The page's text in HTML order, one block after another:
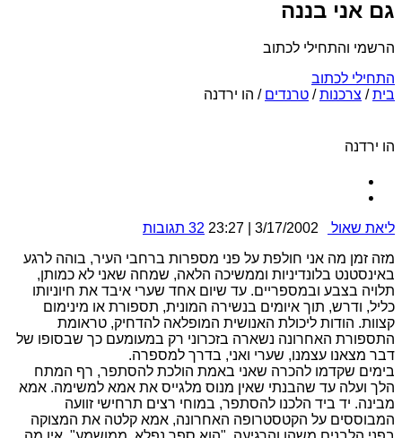
גם אני בננה
הרשמי והתחילי לכתוב
התחילי לכתוב
בית/ צרכנות/ טרנדים / הו ירדנה
הו ירדנה
ליאת שאול 3/17/2002 | 23:27
32 תגובות
מזה זמן מה אני חולפת על פני מספרות ברחבי העיר, בוהה לרגע
באינסטנט בלונדיניות וממשיכה הלאה, שמחה שאני לא כמותן,
תלויה בצבע ובמספריים. עד שיום אחד שערי איבד את חיוניותו
כליל, ודרש, תוך איומים בנשירה המונית, תספורת או מינימום
קצוות. הודות ליכולת האנושית המופלאה להדחיק, טראומת
התספורת האחרונה נשארה בזכרוני רק במעומעם כך שבסופו של
דבר מצאנו עצמנו, שערי ואני, בדרך למספרה.
בימים שקדמו להכרה שאני באמת הולכת להסתפר, רף המתח
הלך ועלה עד שהבנתי שאין מנוס מלגייס את אמא למשימה. אמא
מבינה. יד ביד הלכנו להסתפר, במוחי רצים תרחישי זוועה
המבוססים על הקטסטרופה האחרונה, אמא קלטה את המצוקה